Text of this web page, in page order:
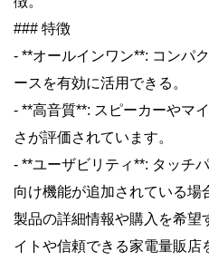
### 特徴
- **オールインワン**: コンパ
ースを有効に活用できる。
- **高音質**: スピーカーやマ
さが評価されています。
- **ユーザビリティ**: タッチ
向け機能が追加されている場
製品の詳細情報や購入を希望
イトや信頼できる家電量販店